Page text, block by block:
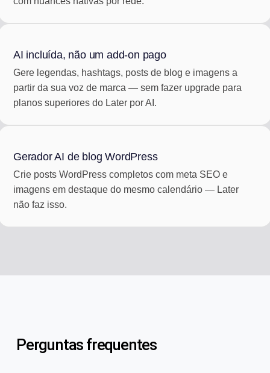
AI incluída, não um add-on pago
Gere legendas, hashtags, posts de blog e imagens a
partir da sua voz de marca — sem fazer upgrade para
planos superiores do Later por AI.
Gerador AI de blog WordPress
Crie posts WordPress completos com meta SEO e
imagens em destaque do mesmo calendário — Later
não faz isso.
Perguntas frequentes